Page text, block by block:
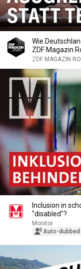
Wie
ZDF Magazin
ZDF MAGAZIN
Inclusion in
"disabled"?
Monitor
Auto-dubbed